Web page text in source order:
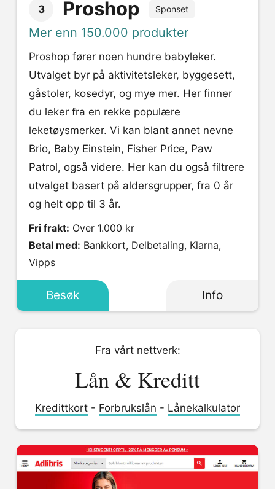
3 Proshop Sponset
Mer enn 150.000 produkter
Proshop fører noen hundre babyleker.
Utvalget byr på aktivitetsleker, byggesett,
gåstoler, kosedyr, og mye mer. Her finner
du leker fra en rekke populære
leketøysmerker. Vi kan blant annet nevne
Brio, Baby Einstein, Fisher Price, Paw
Patrol, også videre. Her kan du også filtrere
utvalget basert på aldersgrupper, fra 0 år
og helt opp til 3 år.
Fri frakt: Over 1.000 kr
Betal med:
Vipps
Besøk Info
Fra vårt nettverk:
Lån & Kreditt
Kredittkort - Forbrukslån - Lånekalkulator